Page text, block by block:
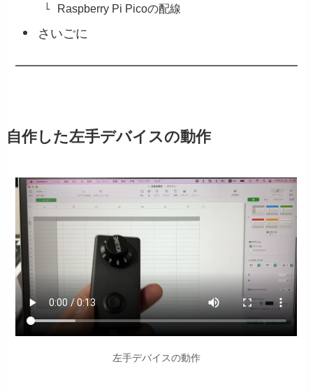
Raspberry Pi Picoの配線
さいごに
自作した左手デバイスの動作
左手デバイスの動作